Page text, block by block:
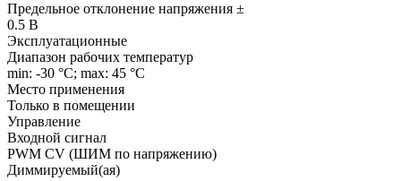
Предельное отклонение напряжения ±
0.5 В
Эксплуатационные
Диапазон рабочих температур
min: -30 °C; max: 45 °C
Место применения
Только в помещении
Управление
Входной сигнал
PWM СV (ШИМ по напряжению)
Диммируемый(ая)